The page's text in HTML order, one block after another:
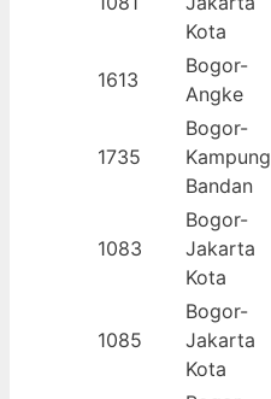
Kota
1613
Bogor-
Angke
1735
Bogor-
Kampung
Bandan
1083
Bogor-
Jakarta
Kota
1085
Bogor-
Jakarta
Kota